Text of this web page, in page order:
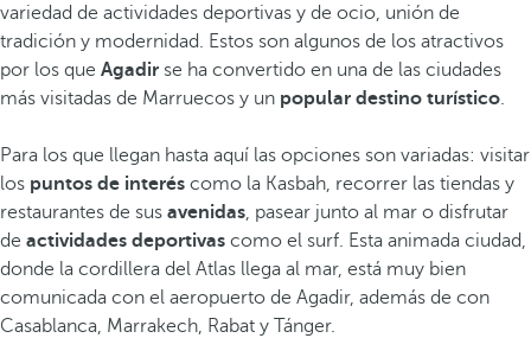
variedad de actividades deportivas y de ocio, unión de
tradición y modernidad. Estos son algunos de los atractivos
por los que Agadir se ha convertido en una de las ciudades
más visitadas de Marruecos y un popular destino turístico.
Para los que llegan hasta aquí las opciones son variadas: visitar
los puntos de interés como la Kasbah, recorrer las tiendas y
restaurantes de sus avenidas, pasear junto al mar o disfrutar
de actividades deportivas como el surf. Esta animada ciudad,
donde la cordillera del Atlas llega al mar, está muy bien
comunicada con el aeropuerto de Agadir, además de con
Casablanca, Marrakech, Rabat y Tánger.